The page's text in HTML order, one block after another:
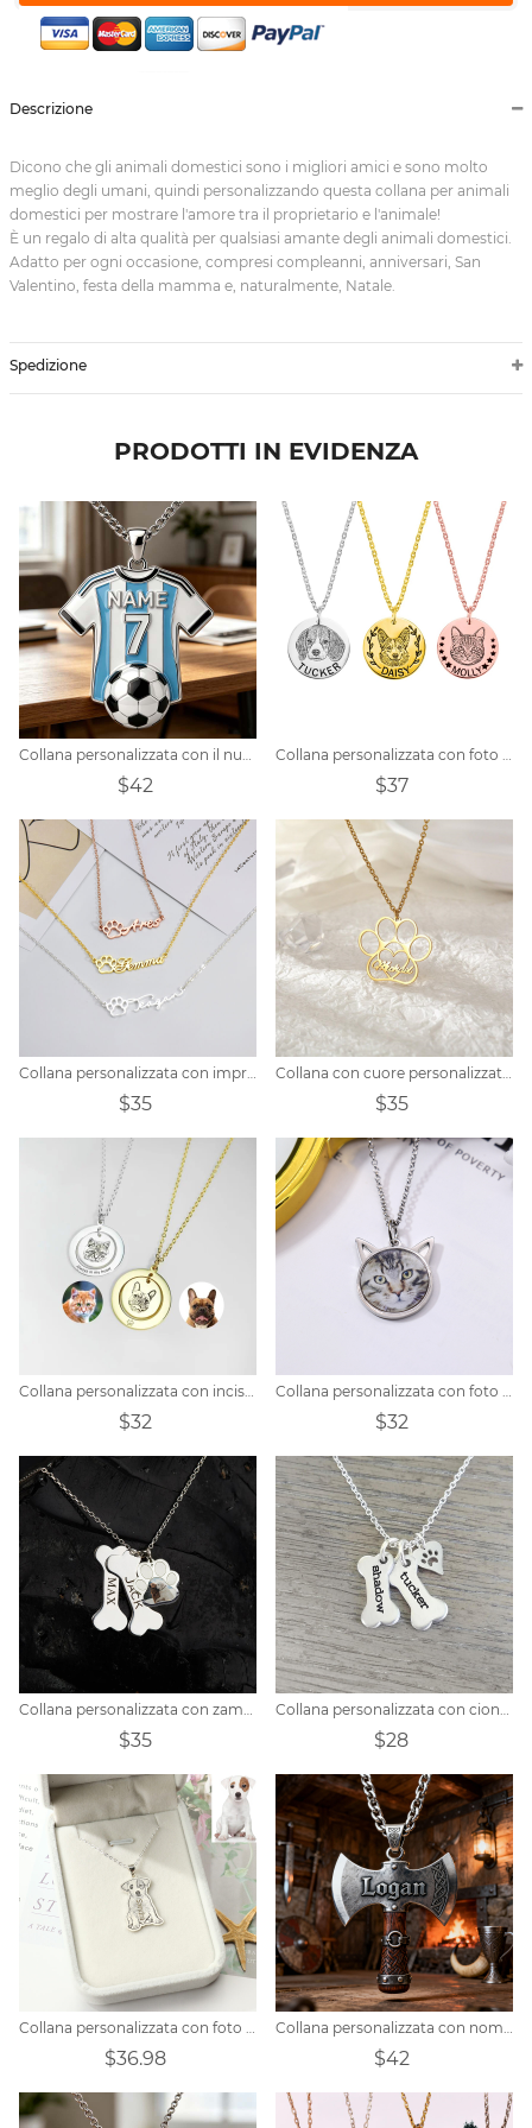
Descrizione
Dicono che gli animali domestici sono i migliori amici e sono molto
meglio degli umani, quindi personalizzando questa collana per animali
domestici per mostrare l'amore tra il proprietario e l'animale!
È un regalo di alta qualità per qualsiasi amante degli animali domestici.
Adatto per ogni occasione, compresi compleanni, anniversari, San
Valentino, festa della mamma e, naturalmente, Natale.
Spedizione
PRODOTTI IN EVIDENZA
$42 $37
$35 $35
$32 $32
$35 $28
$36.98 $42